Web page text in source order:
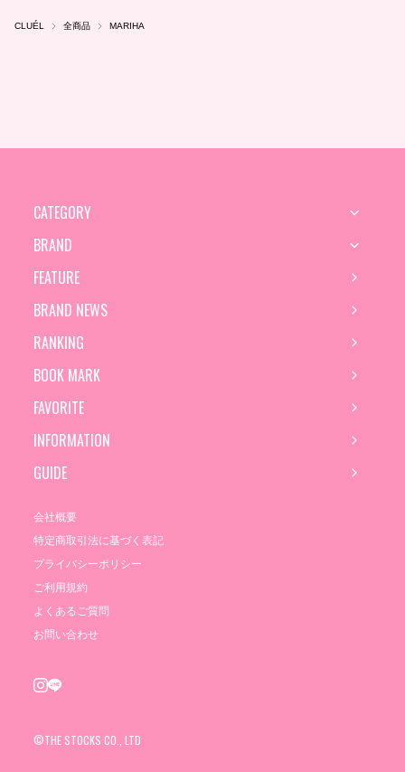
CLUÉL 全商品 MARIHA
CATEGORY
BRAND
FEATURE
BRAND NEWS
RANKING
BOOK MARK
FAVORITE
INFORMATION
GUIDE
会社概要
特定商取引法に基づく表記
プライバシーポリシー
ご利用規約
よくあるご質問
お問い合わせ
©THE STOCKS CO., LTD